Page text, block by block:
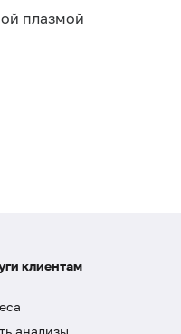
плазмой
клиентам